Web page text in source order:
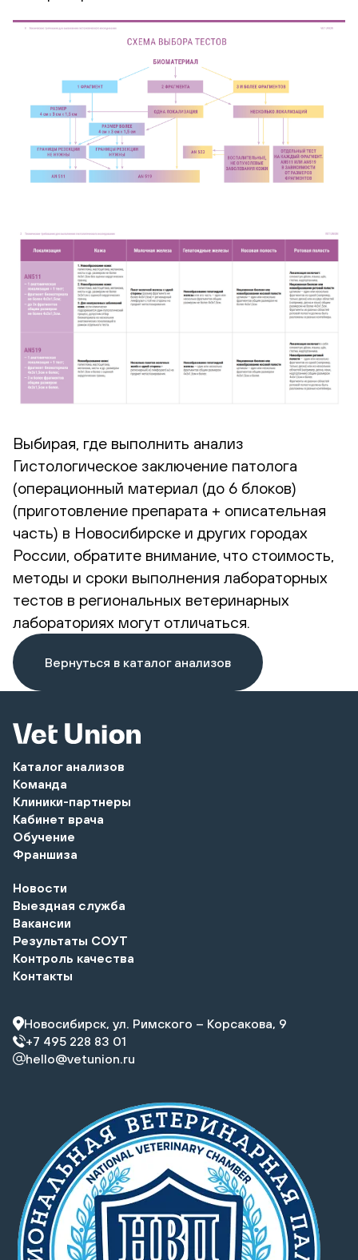
Выбирая, где выполнить анализ
Гистологическое заключение патолога
(операционный материал (до 6 блоков)
(приготовление препарата + описательная
часть) в Новосибирске и других городах
России, обратите внимание, что стоимость,
методы и сроки выполнения лабораторных
тестов в региональных ветеринарных
лабораториях могут отличаться.
Вернуться в каталог анализов
Каталог анализов
Команда
Клиники-партнеры
Кабинет врача
Обучение
Франшиза
Новости
Выездная служба
Вакансии
Результаты СОУТ
Контроль качества
Контакты
Новосибирск, ул. Римского – Корсакова, 9
+7 495 228 83 01
hello@vetunion.ru